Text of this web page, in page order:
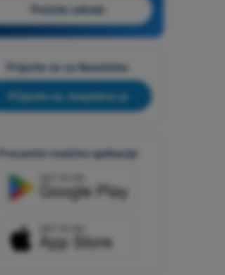
Počnite odmah
Prijavite se na Newsletter
Prijavite se, besplatno je
Preuzmite mobilne aplikacije